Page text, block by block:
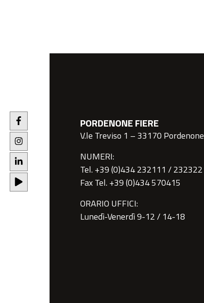
PORDENONE FIERE
V.le Treviso 1 – 33170 Pordenone
NUMERI:
Tel. +39 (0)434 232111 / 232322
Fax Tel. +39 (0)434 570415
ORARIO UFFICI:
Lunedì-Venerdì 9-12 / 14-18